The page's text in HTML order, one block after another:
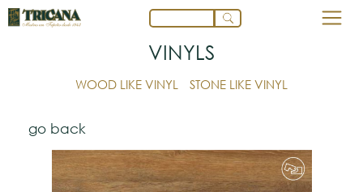
VINYLS
WOOD LIKE VINYL STONE LIKE VINYL
go back